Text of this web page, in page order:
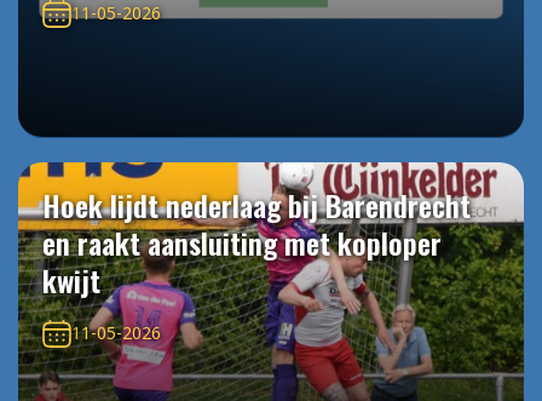
11-05-2026
Hoek lijdt nederlaag bij Barendrecht
en raakt aansluiting met koploper
kwijt
11-05-2026